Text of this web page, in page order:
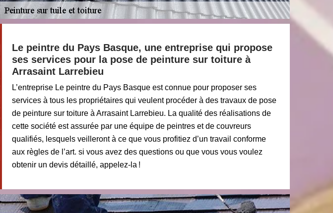
Le peintre du Pays Basque, une entreprise qui propose
ses services pour la pose de peinture sur toiture à
Arrasaint Larrebieu
L’entreprise Le peintre du Pays Basque est connue pour proposer ses
services à tous les propriétaires qui veulent procéder à des travaux de pose
de peinture sur toiture à Arrasaint Larrebieu. La qualité des réalisations de
cette société est assurée par une équipe de peintres et de couvreurs
qualifiés, lesquels veilleront à ce que vous profitiez d’un travail conforme
aux règles de l’art. si vous avez des questions ou que vous vous voulez
obtenir un devis détaillé, appelez-la !